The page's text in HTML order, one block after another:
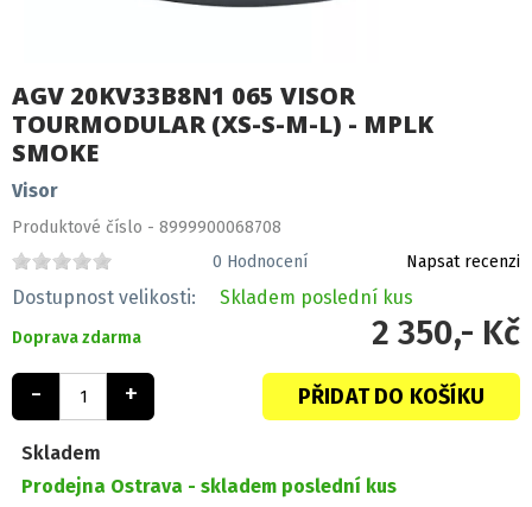
AGV 20KV33B8N1 065 VISOR
TOURMODULAR (XS-S-M-L) - MPLK
SMOKE
Visor
Produktové číslo - 8999900068708
0 Hodnocení Napsat recenzi
Dostupnost velikosti: Skladem poslední kus
Doprava zdarma 2 350,- Kč
- + PŘIDAT DO KOŠÍKU
Skladem
Prodejna Ostrava - skladem poslední kus